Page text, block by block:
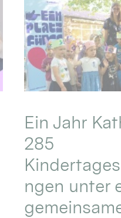
Ein Jahr
285
ngen unter